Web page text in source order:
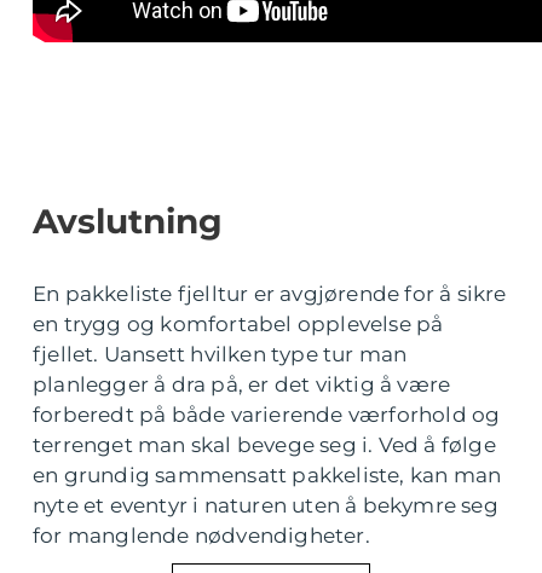
Avslutning
En pakkeliste fjelltur er avgjørende for å sikre
en trygg og komfortabel opplevelse på
fjellet. Uansett hvilken type tur man
planlegger å dra på, er det viktig å være
forberedt på både varierende værforhold og
terrenget man skal bevege seg i. Ved å følge
en grundig sammensatt pakkeliste, kan man
nyte et eventyr i naturen uten å bekymre seg
for manglende nødvendigheter.